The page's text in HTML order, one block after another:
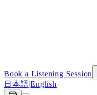
Book a Listening Session
日本語|English